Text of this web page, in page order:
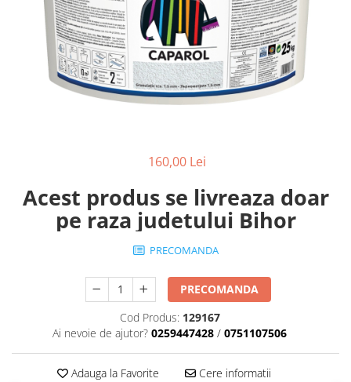
Adezivi placări
Împrejmuire
Panouri bordurate
Plasă gard
Stâlpi și cleme
Vopsele spray
Sisteme de nivelare
Canciocuri și mistrii
Driști și gletiere
Șpacluri și mixere
Scule zugrăvit
160,00 Lei
Acest produs se livreaza doar
pe raza judetului Bihor
PRECOMANDA
PRECOMANDA
Cod Produs: 129167
Ai nevoie de ajutor? 0259447428 / 0751107506
Adauga la Favorite Cere informatii